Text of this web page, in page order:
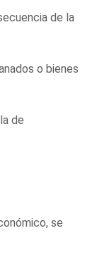
de la
o bienes
de
se